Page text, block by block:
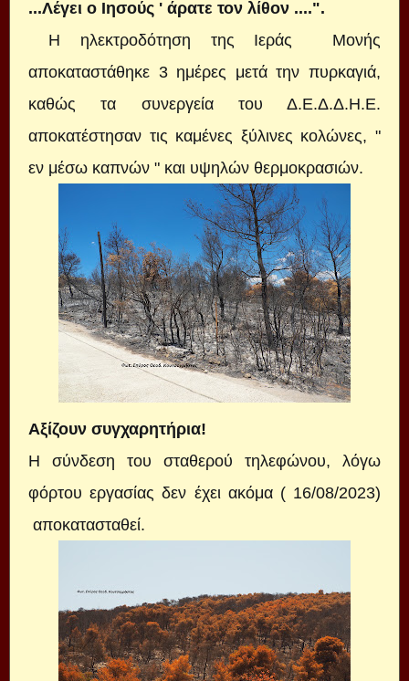
...Λέγει ο Ιησούς ' άρατε τον λίθον ....".
Η ηλεκτροδότηση της Ιεράς Μονής
αποκαταστάθηκε 3 ημέρες μετά την πυρκαγιά,
καθώς τα συνεργεία του Δ.Ε.Δ.Δ.Η.Ε.
αποκατέστησαν τις καμένες ξύλινες κολώνες, "
εν μέσω καπνών " και υψηλών θερμοκρασιών.
Αξίζουν συγχαρητήρια!
Η σύνδεση του σταθερού τηλεφώνου, λόγω
φόρτου εργασίας δεν έχει ακόμα ( 16/08/2023)
αποκατασταθεί.